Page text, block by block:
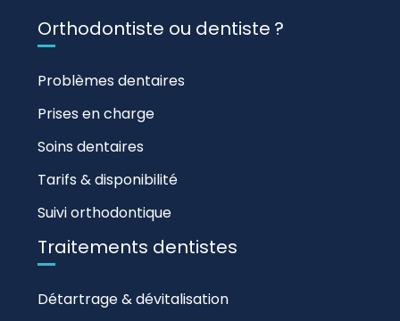
Orthodontiste ou dentiste ?
Problèmes dentaires
Prises en charge
Soins dentaires
Tarifs & disponibilité
Suivi orthodontique
Traitements dentistes
Détartrage & dévitalisation